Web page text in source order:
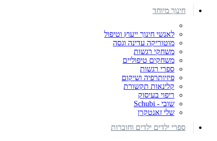
חינוך מיוחד
לאנשי חינוך ייעוץ וטיפול
מוטוריקה עדינה וגסה
משחקי רגשות
משחקים טיפוליים
ספרי רגשות
פיזיותרפיה ושיקום
קלינאות תקשורת
ריפוי בעיסוק
שובי - Schubi
שלי זאנטקרן
ספרי ילדים ילדים וחוברות